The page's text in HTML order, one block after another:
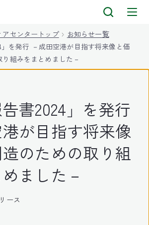
アセンタートップ
お知らせ一覧
」を発行 －成田空港が目指す将来像と価
組みをまとめました－
告書2024」を発行
が目指す将来像
のための取り組
ました－
ース